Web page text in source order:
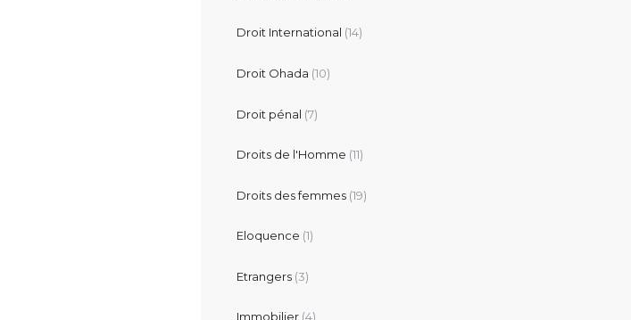
Droit International (14)
Droit Ohada (10)
Droit pénal (7)
Droits de l'Homme (11)
Droits des femmes (19)
Eloquence (1)
Etrangers (3)
Immobilier (4)